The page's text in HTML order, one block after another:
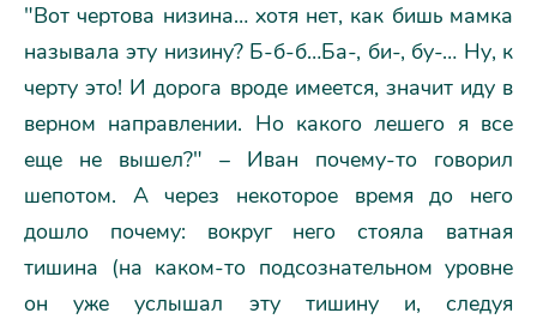
"Вот чертова низина… хотя нет, как бишь мамка
называла эту низину? Б-б-б…Ба-, би-, бу-… Ну, к
черту это! И дорога вроде имеется, значит иду в
верном направлении. Но какого лешего я все
еще не вышел?" – Иван почему-то говорил
шепотом. А через некоторое время до него
дошло почему: вокруг него стояла ватная
тишина (на каком-то подсознательном уровне
он уже услышал эту тишину и, следуя